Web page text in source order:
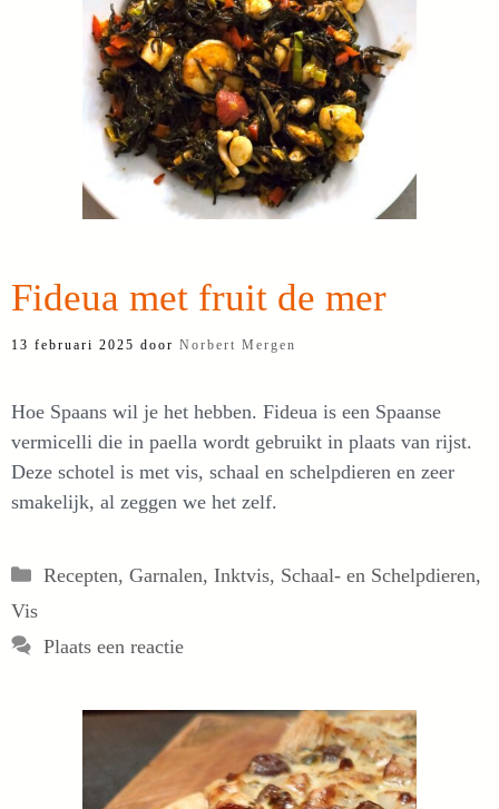
Fideua met fruit de mer
13 februari 2025 door Norbert Mergen
Hoe Spaans wil je het hebben. Fideua is een Spaanse
vermicelli die in paella wordt gebruikt in plaats van rijst.
Deze schotel is met vis, schaal en schelpdieren en zeer
smakelijk, al zeggen we het zelf.
Categorieën
Recepten, Garnalen, Inktvis, Schaal- en Schelpdieren,
Vis
Plaats een reactie